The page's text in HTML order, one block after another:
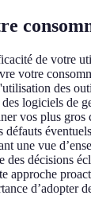
de votre
votre
des
logiciels de
vos plus gros
défauts
une vue
des décisions
approche
d’adopter